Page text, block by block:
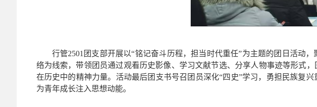
行管2501团支部开展以“铭记奋斗历程，担当时代重任”为主题的团日活动
络为线索，带领团员通过观看历史影像、学习文献节选、分享人物事迹等形式
在历史中的精神力量。活动最后团支书号召团员深化“四史”学习，勇担民族复
为青年成长注入思想动能。